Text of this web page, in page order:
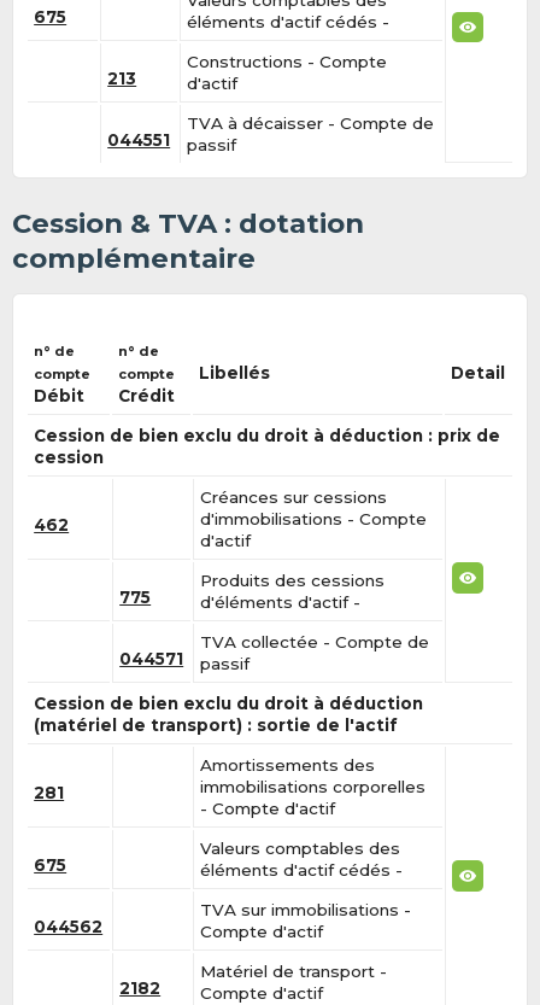
675
éléments d'actif cédés -
213
Constructions - Compte
d'actif
044551
TVA à décaisser - Compte de
passif
Cession & TVA : dotation
complémentaire
n° de
compte
Débit
n° de
compte
Crédit
Libellés Detail
Cession de bien exclu du droit à déduction : prix de
cession
462
Créances sur cessions
d'immobilisations - Compte
d'actif
775
Produits des cessions
d'éléments d'actif -
044571
TVA collectée - Compte de
passif
Cession de bien exclu du droit à déduction
(matériel de transport) : sortie de l'actif
281
Amortissements des
immobilisations corporelles
- Compte d'actif
675
Valeurs comptables des
éléments d'actif cédés -
044562
TVA sur immobilisations -
Compte d'actif
2182
Matériel de transport -
Compte d'actif